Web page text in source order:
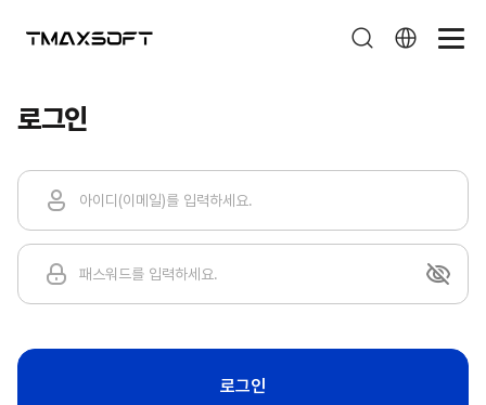
로그인
로그인
로그인